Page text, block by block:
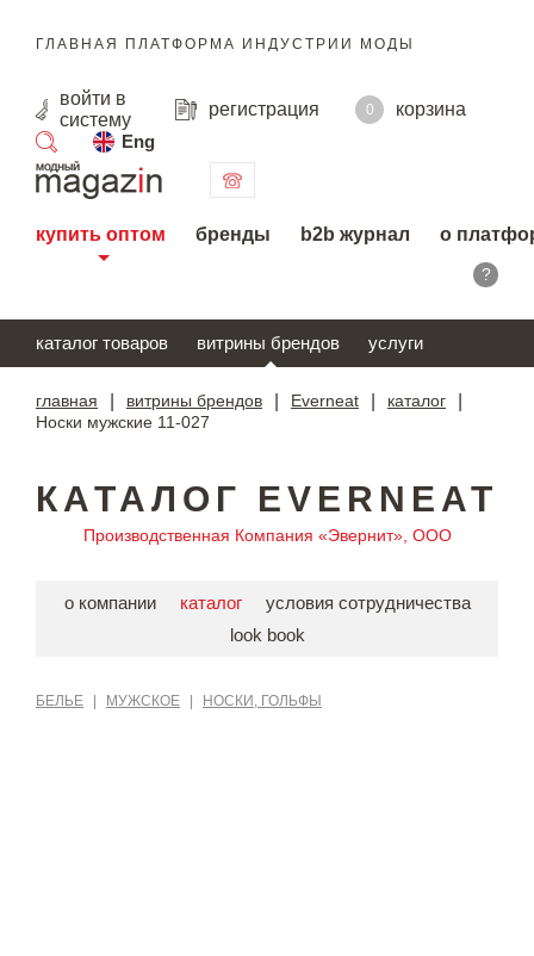
ГЛАВНАЯ ПЛАТФОРМА ИНДУСТРИИ МОДЫ
войти в
систему
регистрация 0
корзина
Eng
поиск
купить оптом бренды b2b журнал о
?
каталог товаров витрины брендов услуги
главная витрины брендов Everneat каталог
Носки мужские 11-027
КАТАЛОГ EVERNEAT
Производственная Компания «Эвернит», ООО
о компании каталог
условия сотрудничества
look book
БЕЛЬЕ МУЖСКОЕ НОСКИ, ГОЛЬФЫ